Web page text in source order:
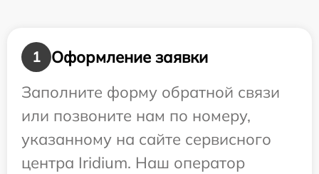
1
Оформление заявки
Заполните форму обратной связи
или позвоните нам по номеру,
указанному на сайте сервисного
центра Iridium. Наш оператор